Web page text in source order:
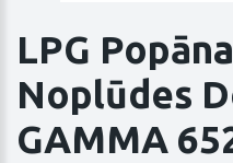
LPG
Noplūdes
GAMMA